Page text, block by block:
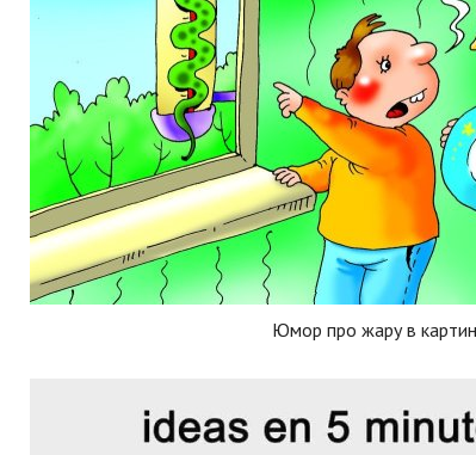
Юмор про жару в